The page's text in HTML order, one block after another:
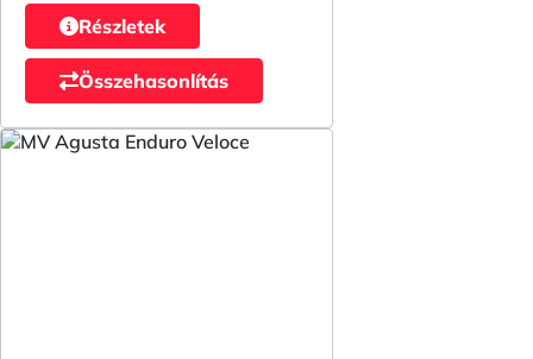
Részletek
Összehasonlítás